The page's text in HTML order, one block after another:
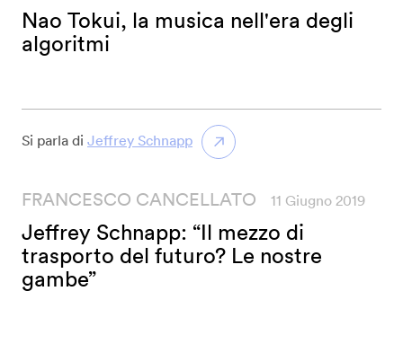
Nao Tokui, la musica nell'era degli
algoritmi
Si parla di Jeffrey Schnapp
FRANCESCO CANCELLATO 11 Giugno 2019
Jeffrey Schnapp: “Il mezzo di
trasporto del futuro? Le nostre
gambe”